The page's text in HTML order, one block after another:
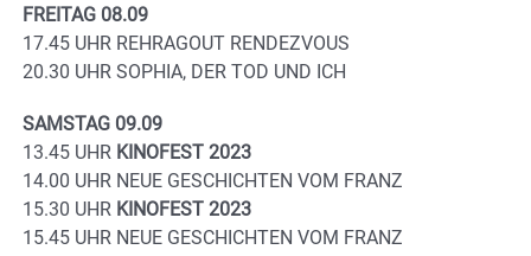
FREITAG 08.09
17.45 UHR REHRAGOUT RENDEZVOUS
20.30 UHR SOPHIA, DER TOD UND ICH
SAMSTAG 09.09
13.45 UHR KINOFEST 2023
14.00 UHR NEUE GESCHICHTEN VOM FRANZ
15.30 UHR KINOFEST 2023
15.45 UHR NEUE GESCHICHTEN VOM FRANZ